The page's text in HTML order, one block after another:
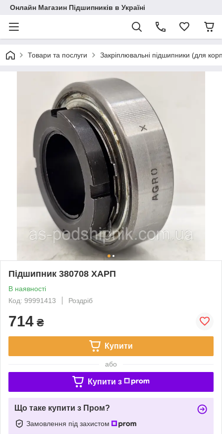
Онлайн Магазин Підшипників в Україні
Товари та послуги Закріплювальні підшипники (для
Підшипник 380708 ХАРП
В наявності
Код: 99991413
Роздріб
714 ₴
Купити
або
Купити з
Що таке купити з Пром?
Замовлення під захистом